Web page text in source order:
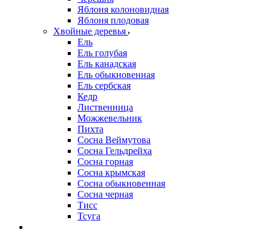
Яблоня колоновидная
Яблоня плодовая
Хвойные деревья
Ель
Ель голубая
Ель канадская
Ель обыкновенная
Ель сербская
Кедр
Лиственница
Можжевельник
Пихта
Сосна Веймутова
Сосна Гельдрейха
Сосна горная
Сосна крымская
Сосна обыкновенная
Сосна черная
Тисс
Тсуга